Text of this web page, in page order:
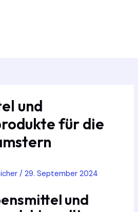
und
für die
/ 29. September 2024
und